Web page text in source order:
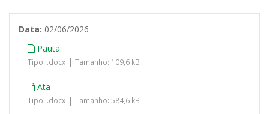
Data: 02/06/2026
Pauta
Tipo: .docx | Tamanho: 109,6 kB
Ata
Tipo: .docx | Tamanho: 584,6 kB